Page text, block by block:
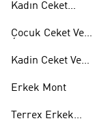
Kadın Ceket
Çocuk Ceket Ve
Kadin Ceket Ve
Erkek Mont
Terrex Erkek